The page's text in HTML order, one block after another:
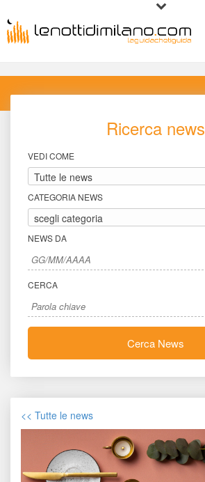
Ricerca new
VEDI COME
CATEGORIA NEWS
NEWS DA
CERCA
Cerca New
<< Tutte le new